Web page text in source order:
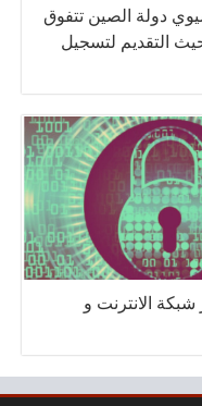
دولة الصين تتفوق
التقديم لتسجيل
الانترنت و